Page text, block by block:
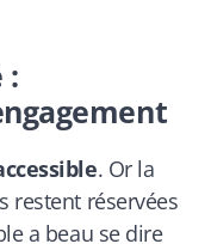
:
. Or la
restent réservées
a beau se dire